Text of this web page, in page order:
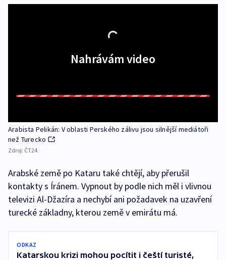
Nahrávám video
Arabista Pelikán: V oblasti Perského zálivu jsou silnější mediátoři
než Turecko
Zdroj: ČT24
Arabské země po Kataru také chtějí, aby přerušil
kontakty s Íránem. Vypnout by podle nich měl i vlivnou
televizi Al-Džazíra a nechybí ani požadavek na uzavření
turecké základny, kterou země v emirátu má.
ODKAZ
Katarskou krizi mohou pocítit i čeští turisté,